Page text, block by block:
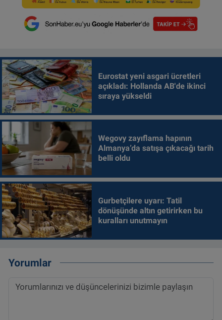
Eurostat yeni asgari ücretleri
açıkladı: Hollanda AB'de ikinci
sıraya yükseldi
Wegovy zayıflama hapının
Almanya’da satışa çıkacağı tarih
belli oldu
Gurbetçilere uyarı: Tatil
dönüşünde altın getirirken bu
kuralları unutmayın
Yorumlar